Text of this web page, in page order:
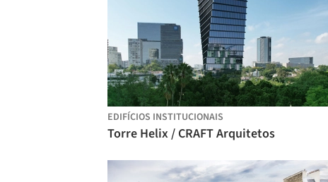
EDIFÍCIOS INSTITUCIONAIS
Torre Helix / CRAFT Arquitetos